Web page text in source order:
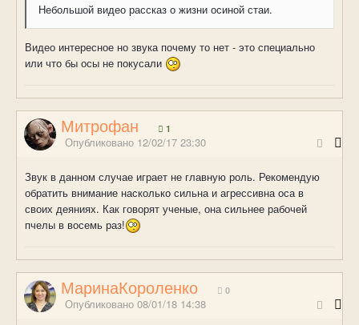
Небольшой видео рассказ о жизни осиной стаи.
Видео интересное но звука почему то нет - это специально
или что бы осы не покусали
Митрофан 1
Опубликовано 12/02/17 23:30
Звук в данном случае играет не главную роль. Рекомендую
обратить внимание насколько сильна и агрессивна оса в
своих деяниях. Как говорят ученые, она сильнее рабочей
пчелы в восемь раз!
МаринаКороленко 0
Опубликовано 08/01/18 14:38